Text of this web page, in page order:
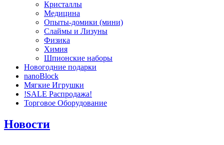
Кристаллы
Медицина
Опыты-домики (мини)
Слаймы и Лизуны
Физика
Химия
Шпионские наборы
Новогодние подарки
nanoBlock
Мягкие Игрушки
!SALE Распродажа!
Торговое Оборудование
Новости